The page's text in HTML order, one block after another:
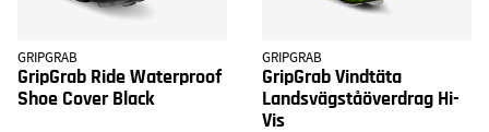
GRIPGRAB
GripGrab Ride Waterproof
Shoe Cover Black
GRIPGRAB
GripGrab Vindtäta
Landsvägståöverdrag Hi-
Vis